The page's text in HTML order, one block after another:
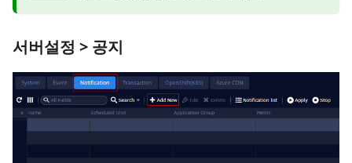
서버설정 > 공지